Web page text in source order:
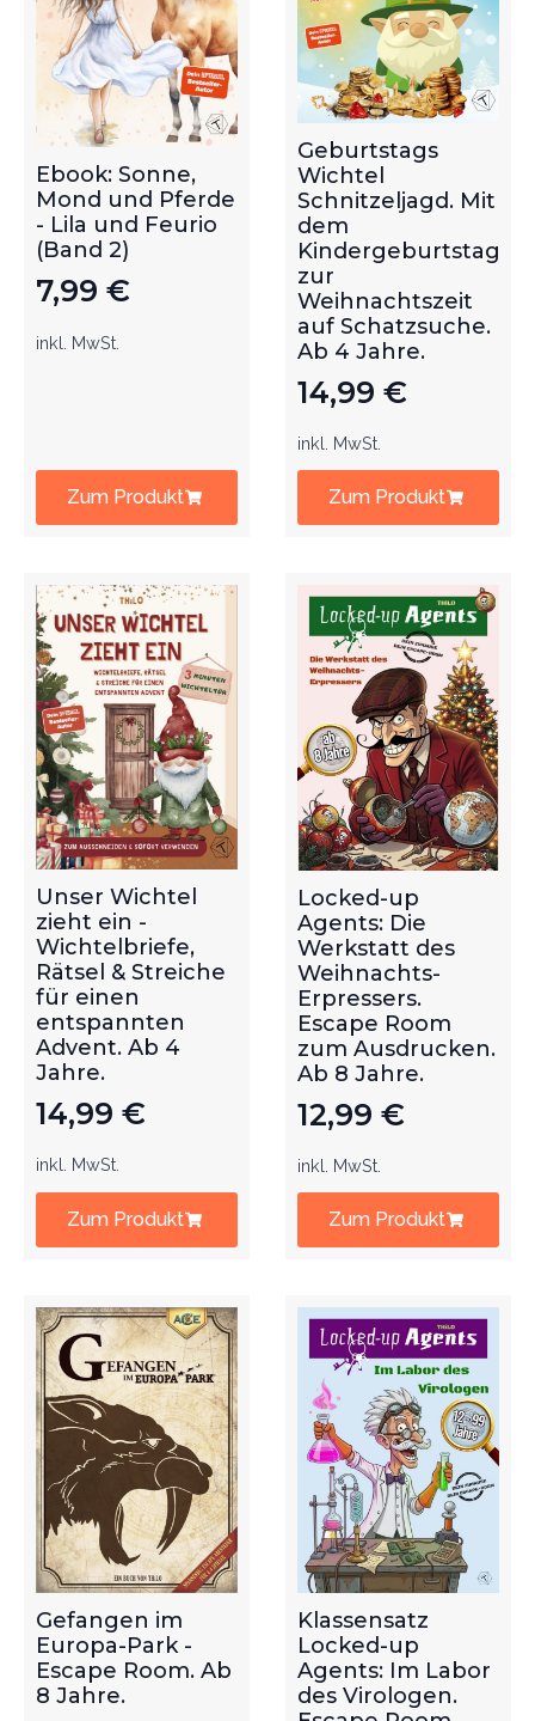
Ebook: Sonne,
Mond und Pferde
- Lila und Feurio
(Band 2)
7,99 €
inkl. MwSt.
Zum Produkt
Geburtstags
Wichtel
Schnitzeljagd. Mit
dem
Kindergeburtstag
zur
Weihnachtszeit
auf Schatzsuche.
Ab 4 Jahre.
14,99 €
inkl. MwSt.
Zum Produkt
Unser Wichtel
zieht ein -
Wichtelbriefe,
Rätsel & Streiche
für einen
entspannten
Advent. Ab 4
Jahre.
14,99 €
inkl. MwSt.
Zum Produkt
Locked-up
Agents: Die
Werkstatt des
Weihnachts-
Erpressers.
Escape Room
zum Ausdrucken.
Ab 8 Jahre.
12,99 €
inkl. MwSt.
Zum Produkt
Gefangen im
Europa-Park -
Escape Room. Ab
8 Jahre.
Klassensatz
Locked-up
Agents: Im Labor
des Virologen.